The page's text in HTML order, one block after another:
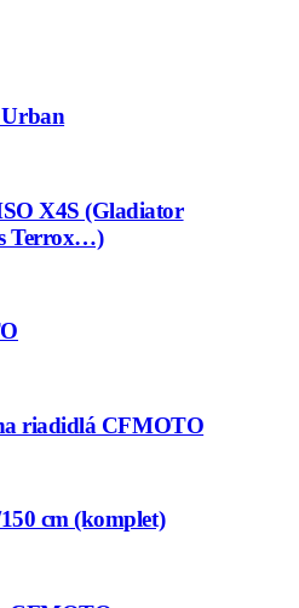
X4S (Gladiator
Terrox…)
riadidlá CFMOTO
cm (komplet)